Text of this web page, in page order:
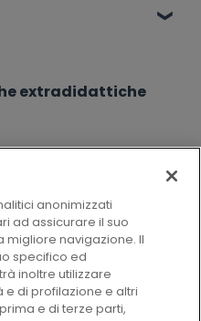
di ammissione
(ammissione
extradidattiche
anonimizzati
ad assicurare il suo
migliore navigazione. Il
specifico ed
inoltre utilizzare
e di profilazione e altri
e di terze parti,